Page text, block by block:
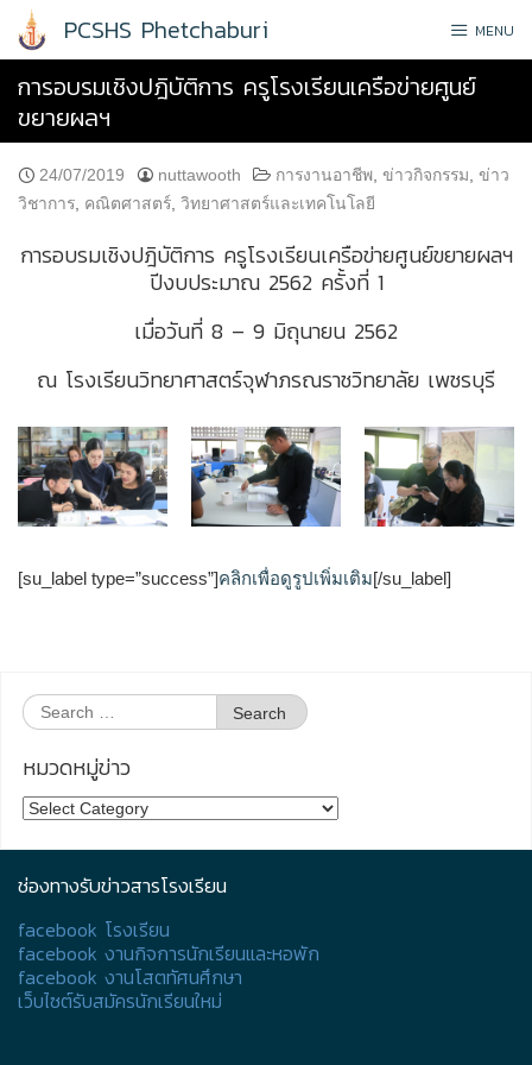
Skip
PCSHS Phetchaburi MENU
การอบรมเชิงปฎิบัติการ ครูโรงเรียนเครือข่ายศูนย์
ขยายผลฯ
24/07/2019 nuttawooth การงานอาชีพ ข่าวกิจกรรม ข่าว
วิชาการ คณิตศาสตร์ วิทยาศาสตร์และเทคโนโลยี
การอบรมเชิงปฎิบัติการ ครูโรงเรียนเครือข่ายศูนย์ขยายผลฯ
ปีงบประมาณ 2562 ครั้งที่ 1
เมื่อวันที่ 8 – 9 มิถุนายน 2562
ณ โรงเรียนวิทยาศาสตร์จุฬาภรณราชวิทยาลัย เพชรบุรี
[su_label type=”success”]คลิกเพื่อดูรูปเพิ่มเติม[/su_label]
Search
for:
หมวดหมู่ข่าว
หมวด
ช่องทางรับข่าวสารโรงเรียน
facebook โรงเรียน
facebook งานกิจการนักเรียนและหอพัก
facebook งานโสตทัศนศึกษา
เว็บไซต์รับสมัครนักเรียนใหม่